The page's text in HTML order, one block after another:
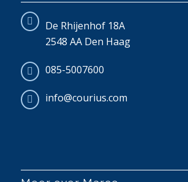
De Rhijenhof 18A
2548 AA Den Haag
085-5007600
info@courius.com